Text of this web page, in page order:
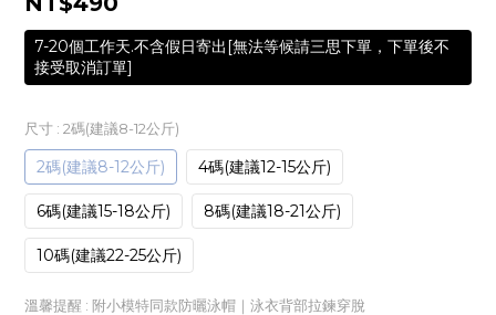
7-20個工作天.不含假日寄出[無法等候請三思下單，下單後不
接受取消訂單]
尺寸 : 2碼(建議8-12公斤)
2碼(建議8-12公斤) 4碼(建議12-15公斤)
6碼(建議15-18公斤) 8碼(建議18-21公斤)
10碼(建議22-25公斤)
溫馨提醒 : 附小模特同款防曬泳帽｜泳衣背部拉鍊穿脫